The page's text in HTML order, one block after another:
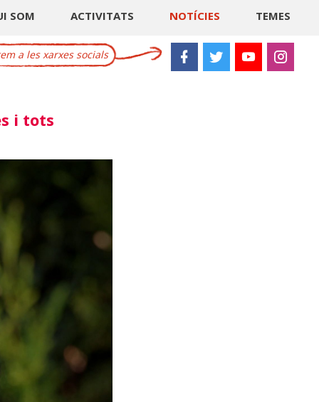
SOM ACTIVITATS NOTÍCIES TEMES
a les xarxes socials
i tots